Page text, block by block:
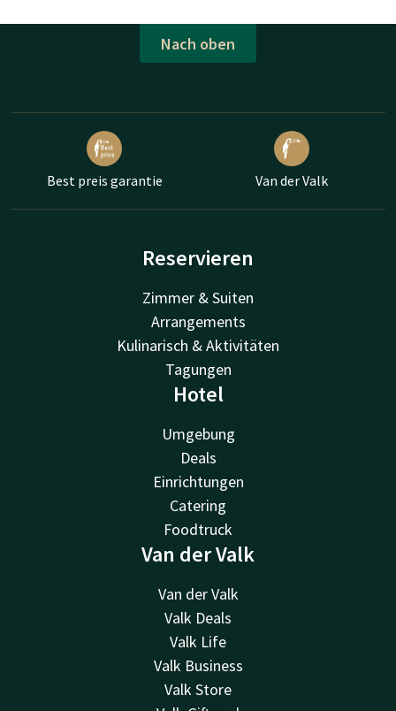
Nach oben
Best preis garantie Van der Valk
Reservieren
Zimmer & Suiten
Arrangements
Kulinarisch & Aktivitäten
Tagungen
Hotel
Umgebung
Deals
Einrichtungen
Catering
Foodtruck
Van der Valk
Van der Valk
Valk Deals
Valk Life
Valk Business
Valk Store